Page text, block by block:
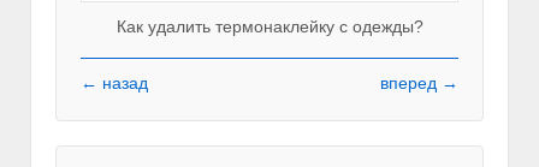
Как удалить термонаклейку с одежды?
← назад вперед →